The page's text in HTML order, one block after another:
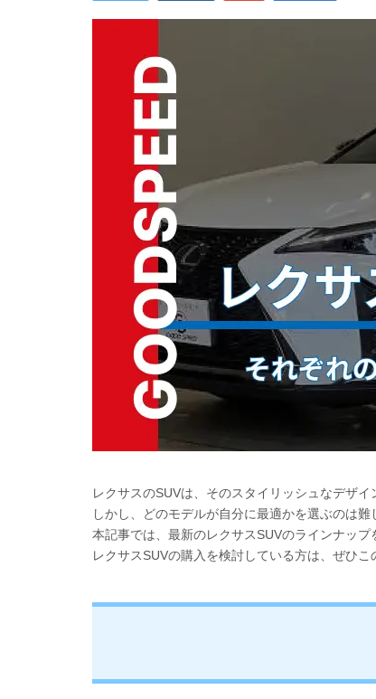
レクサスのSUVは、そのスタイリッシュなデザ
しかし、どのモデルが自分に最適かを選ぶのは難
本記事では、最新のレクサスSUVのラインナッ
レクサスSUVの購入を検討している方は、ぜひこ